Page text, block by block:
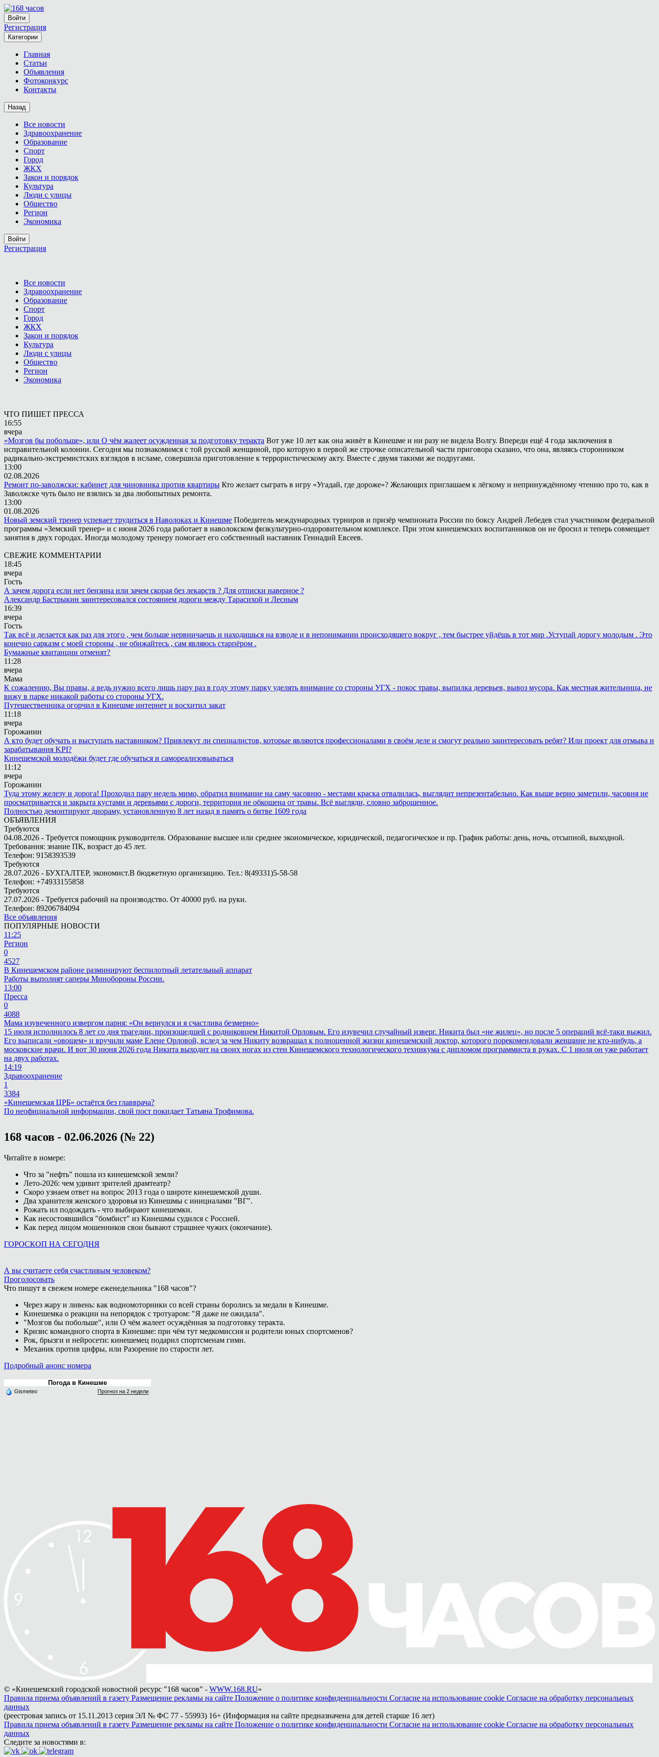
Войти
Регистрация
Категории
Главная
Статьи
Объявления
Фотоконкурс
Контакты
Назад
Все новости
Здравоохранение
Образование
Спорт
Город
ЖКХ
Закон и порядок
Культура
Люди с улицы
Общество
Регион
Экономика
Войти
Регистрация
Все новости
Здравоохранение
Образование
Спорт
Город
ЖКХ
Закон и порядок
Культура
Люди с улицы
Общество
Регион
Экономика
ЧТО ПИШЕТ ПРЕССА
16:55
вчера
«Мозгов бы побольше», или О чём жалеет осужденная за подготовку теракта Вот уже 10 лет как она живёт в Кинешме и ни разу не видела Волгу. Впереди ещё 4 года заключения в
исправительной колонии. Сегодня мы познакомимся с той русской женщиной, про которую в первой же строчке описательной части приговора сказано, что она, являясь сторонником
радикально-экстремистских взглядов в исламе, совершила приготовление к террористическому акту. Вместе с двумя такими же подругами.
13:00
02.08.2026
Ремонт по-заволжски: кабинет для чиновника против квартиры Кто желает сыграть в игру «Угадай, где дороже»? Желающих приглашаем к лёгкому и непринуждённому чтению про то, как в
Заволжске чуть было не взялись за два любопытных ремонта.
13:00
01.08.2026
Новый земский тренер успевает трудиться в Наволоках и Кинешме Победитель международных турниров и призёр чемпионата России по боксу Андрей Лебедев стал участником федеральной
программы «Земский тренер» и с июня 2026 года работает в наволокском физкультурно-оздоровительном комплексе. При этом кинешемских воспитанников он не бросил и теперь совмещает
занятия в двух городах. Иногда молодому тренеру помогает его собственный наставник Геннадий Евсеев.
СВЕЖИЕ КОММЕНТАРИИ
18:45
вчера
Гость
А зачем дорога если нет бензина или зачем скорая без лекарств ? Для отписки наверное ?
Александр Бастрыкин заинтересовался состоянием дороги между Тарасихой и Лесным
16:39
вчера
Гость
Так всё и делается как раз для этого , чем больше нервничаешь и находишься на взводе и в непонимании происходящего вокруг , тем быстрее уйдёшь в тот мир .Уступай дорогу молодым . Это
конечно сарказм с моей стороны , не обижайтесь , сам являюсь старпёром .
Бумажные квитанции отменят?
11:28
вчера
Мама
К сожалению, Вы правы, а ведь нужно всего лишь пару раз в году этому парку уделять внимание со стороны УГХ - покос травы, выпилка деревьев, вывоз мусора. Как местная жительница, не
вижу в парке никакой работы со стороны УГХ.
Путешественника огорчил в Кинешме интернет и восхитил закат
11:18
вчера
Горожанин
А кто будет обучать и выступать наставником? Привлекут ли специалистов, которые являются профессионалами в своём деле и смогут реально заинтересовать ребят? Или проект для отмыва и
зарабатывания KPI?
Кинешемской молодёжи будет где обучаться и самореализовываться
11:12
вчера
Горожанин
Туда этому железу и дорога! Проходил пару недель мимо, обратил внимание на саму часовню - местами краска отвалилась, выглядит непрезентабельно. Как выше верно заметили, часовня не
просматривается и закрыта кустами и деревьями с дороги, территория не обкошена от травы. Всё выгляди, словно заброшенное.
Полностью демонтируют диораму, установленную 8 лет назад в память о битве 1609 года
ОБЪЯВЛЕНИЯ
Требуются
04.08.2026 - Требуется помощник руководителя. Образование высшее или среднее экономическое, юридической, педагогическое и пр. График работы: день, ночь, отсыпной, выходной.
Требования: знание ПК, возраст до 45 лет.
Телефон: 9158393539
Требуются
28.07.2026 - БУХГАЛТЕР, экономист.В бюджетную организацию. Тел.: 8(49331)5-58-58
Телефон: +74933155858
Требуются
27.07.2026 - Требуется рабочий на производство. От 40000 руб. на руки.
Телефон: 89206784094
Все объявления
ПОПУЛЯРНЫЕ НОВОСТИ
11:25
Регион
0
4527
В Кинешемском районе разминируют беспилотный летательный аппарат
Работы выполнят саперы Минобороны России.
13:00
Пресса
0
4088
Мама изувеченного извергом парня: «Он вернулся и я счастлива безмерно»
15 июля исполнилось 8 лет со дня трагедии, произошедшей с родниковцем Никитой Орловым. Его изувечил случайный изверг. Никита был «не жилец», но после 5 операций всё-таки выжил.
Его выписали «овощем» и вручили маме Елене Орловой, вслед за чем Никиту возвращал к полноценной жизни кинешемский доктор, которого порекомендовали женщине не кто-нибудь, а
московские врачи. И вот 30 июня 2026 года Никита выходит на своих ногах из стен Кинешемского технологического техникума с дипломом программиста в руках. С 1 июля он уже работает
на двух работах.
14:19
Здравоохранение
1
3384
«Кинешемская ЦРБ» остаётся без главврача?
По неофициальной информации, свой пост покидает Татьяна Трофимова.
168 часов - 02.06.2026 (№ 22)
Читайте в номере:
Что за "нефть" пошла из кинешемской земли?
Лето-2026: чем удивит зрителей драмтеатр?
Скоро узнаем ответ на вопрос 2013 года о широте кинешемской души.
Два хранителя женского здоровья из Кинешмы с инициалами "ВГ".
Рожать ил подождать - что выбирают кинешемки.
Как несостоявшийся "бомбист" из Кинешмы судился с Россией.
Как перед лицом мошенников свои бывают страшнее чужих (окончание).
ГОРОСКОП НА СЕГОДНЯ
А вы считаете себя счастливым человеком?
Проголосовать
Что пишут в свежем номере еженедельника "168 часов"?
Через жару и ливень: как водномоторники со всей страны боролись за медали в Кинешме.
Кинешемка о реакции на непорядок с тротуаром: "Я даже не ожидала".
"Мозгов бы побольше", или О чём жалеет осуждённая за подготовку теракта.
Кризис командного спорта в Кинешме: при чём тут медкомиссия и родители юных спортсменов?
Рок, брызги и нейросети: кинешемец подарил спортсменам гимн.
Механик против цифры, или Разорение по старости лет.
Подробный анонс номера
Погода в Кинешме
Gismeteo Прогноз на 2 недели
© «Кинешемский городской новостной ресурс "168 часов" - WWW.168.RU»
Правила приема объявлений в газету Размещение рекламы на сайте Положение о политике конфиденциальности Согласие на использование cookie Согласие на обработку персональных
данных
(реестровая запись от 15.11.2013 серия ЭЛ № ФС 77 - 55993) 16+ (Информация на сайте предназначена для детей старше 16 лет)
Правила приема объявлений в газету Размещение рекламы на сайте Положение о политике конфиденциальности Согласие на использование cookie Согласие на обработку персональных
данных
Следите за новостями в: